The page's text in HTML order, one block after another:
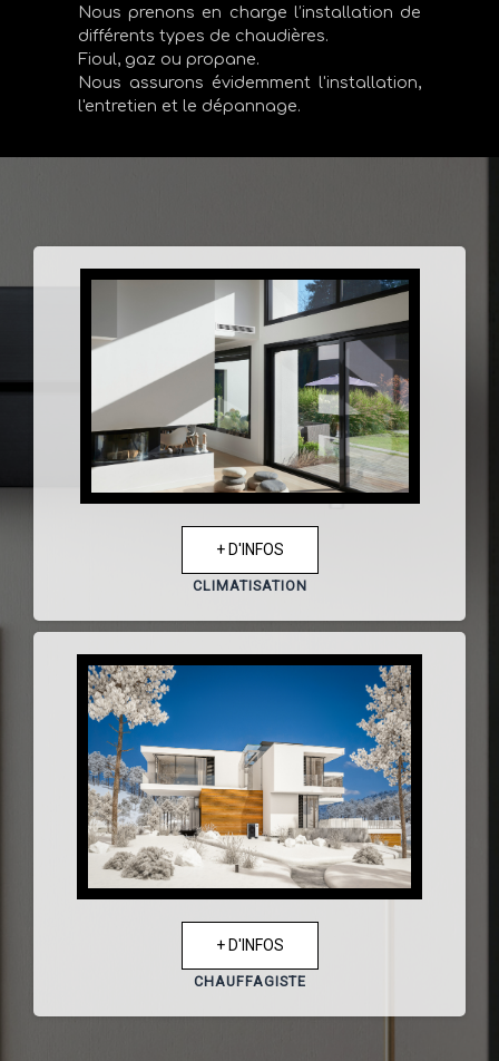
Nous prenons en charge l’installation de
différents types de chaudières.
Fioul, gaz ou propane.
Nous assurons évidemment l'installation,
l'entretien et le dépannage.
+ D'INFOS
CLIMATISATION
+ D'INFOS
CHAUFFAGISTE